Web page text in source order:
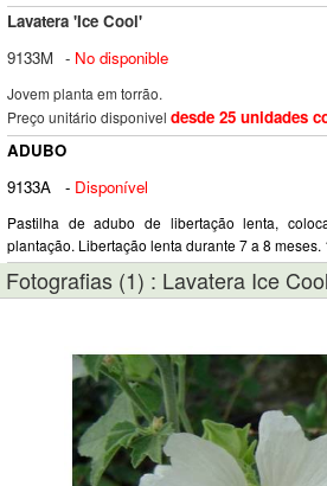
Lavatera 'Ice Cool'
9133M - No disponible
Jovem planta em torrão.
Preço unitário disponivel desde 25 unidades
ADUBO
9133A
- Disponível
Pastilha de adubo de libertação lenta,
plantação. Libertação lenta durante 7 a 8 meses.
Fotografias (1) : Lavatera Ice Cool